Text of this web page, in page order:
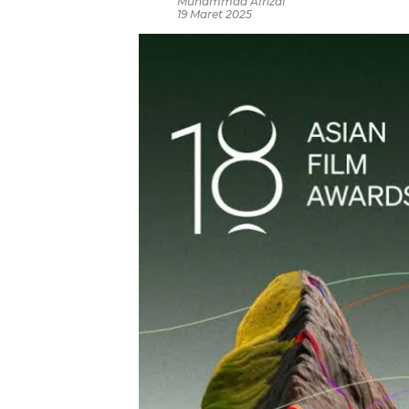
19 Maret 2025